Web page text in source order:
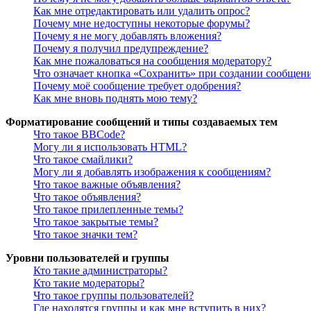
Как мне отредактировать или удалить опрос?
Почему мне недоступны некоторые форумы?
Почему я не могу добавлять вложения?
Почему я получил предупреждение?
Как мне пожаловаться на сообщения модератору?
Что означает кнопка «Сохранить» при создании
Почему моё сообщение требует одобрения?
Как мне вновь поднять мою тему?
Форматирование сообщений и типы создаваемых тем
Что такое BBCode?
Могу ли я использовать HTML?
Что такое смайлики?
Могу ли я добавлять изображения к сообщениям?
Что такое важные объявления?
Что такое объявления?
Что такое прилепленные темы?
Что такое закрытые темы?
Что такое значки тем?
Уровни пользователей и группы
Кто такие администраторы?
Кто такие модераторы?
Что такое группы пользователей?
Где находятся группы и как мне вступить в них?